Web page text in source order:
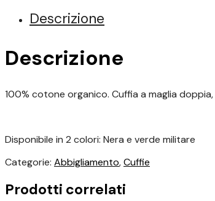
quantitàDescrizione
Descrizione
100% cotone organico. Cuffia a maglia doppia,
Disponibile in 2 colori: Nera e verde militare
Categorie: Abbigliamento,Cuffie
Prodotti correlati